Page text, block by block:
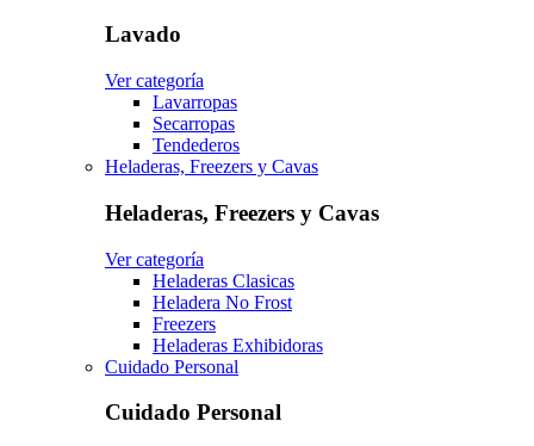
Lavado
Ver categoría
Lavarropas
Secarropas
Tendederos
Heladeras, Freezers y Cavas
Heladeras, Freezers y Cavas
Ver categoría
Heladeras Clasicas
Heladera No Frost
Freezers
Heladeras Exhibidoras
Cuidado Personal
Cuidado Personal